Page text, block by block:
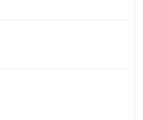
トも工夫されているって聞いたけど、どんな工
粒の大きさがいろいろだけど、何か違いがある
するとき、水に入れた粉薬が水面に浮いたり、
の？
ゾン®シロップが飲めない子どもへの飲ませ方
と、甘くない水剤があるけど、味だけの違いか
ついてー
で働く皆様が日常業務で使用する薬につ
した。臨床でよく使用される薬について、
者の皆様が得た知識を患者さんに伝えるこ
の理解が深まり、アドヒアランス（服薬遵
ことを願っています。